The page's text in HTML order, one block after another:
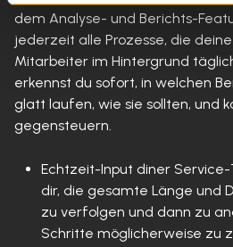
dem Analyse- und Berichts-
jederzeit alle Prozesse, die
Mitarbeiter im Hintergrund
erkennst du sofort, in welchen
glatt laufen, wie sie sollten, und
gegensteuern.
Echtzeit-Input diner
dir, die gesamte Länge und
zu verfolgen und dann zu
Schritte möglicherweise zu